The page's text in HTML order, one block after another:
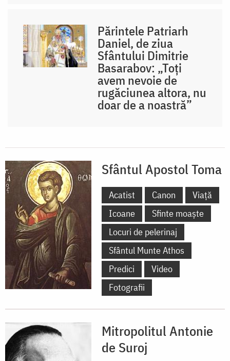
Părintele Patriarh
Daniel, de ziua
Sfântului Dimitrie
Basarabov: „Toți
avem nevoie de
rugăciunea altora, nu
doar de a noastră”
Sfântul Apostol Toma
Acatist Canon
Viață
Icoane
Sfinte moaște
Locuri de pelerinaj
Sfântul Munte Athos
Predici
Video
Fotografii
Mitropolitul Antonie
de Suroj